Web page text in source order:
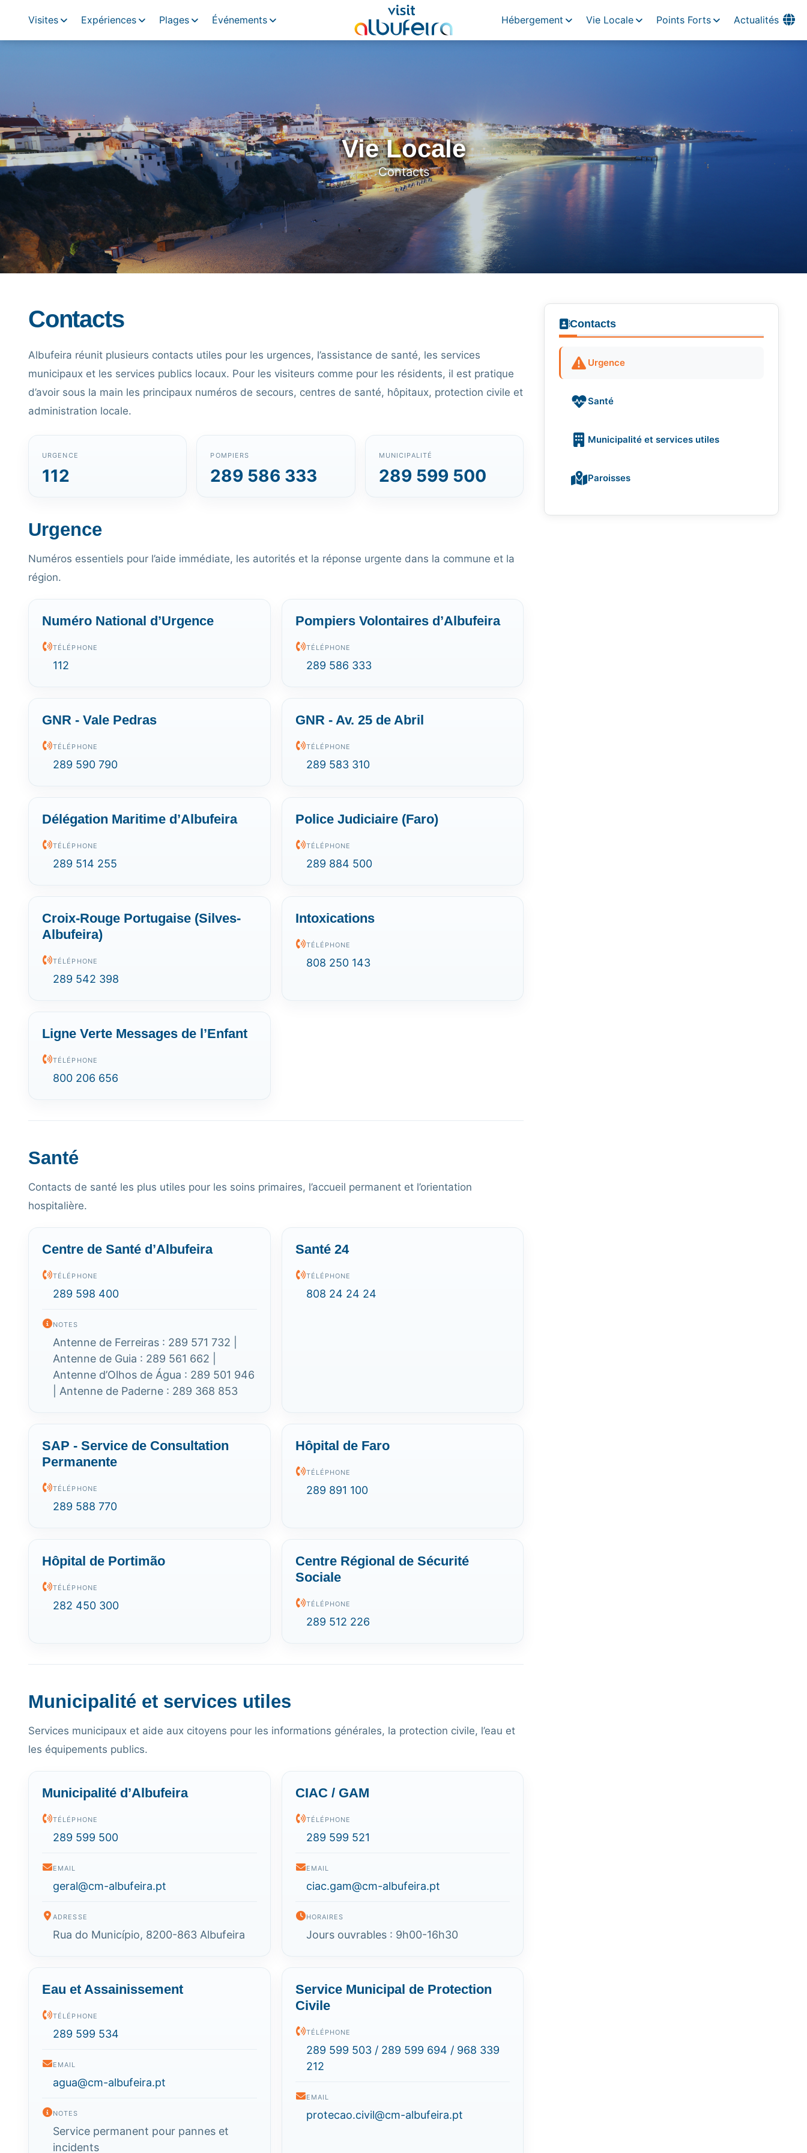
Visites Expériences Plages Événements Hébergement Vie Locale Points Forts Actualités
Vie Locale
Contacts
Contacts
Albufeira réunit plusieurs contacts utiles pour les urgences, l’assistance de santé, les services
municipaux et les services publics locaux. Pour les visiteurs comme pour les résidents, il est pratique
d’avoir sous la main les principaux numéros de secours, centres de santé, hôpitaux, protection civile et
administration locale.
URGENCE
112
POMPIERS
289 586 333
MUNICIPALITÉ
289 599 500
Urgence
Numéros essentiels pour l’aide immédiate, les autorités et la réponse urgente dans la commune et la
région.
Numéro National d’Urgence
TÉLÉPHONE
112
Pompiers Volontaires d’Albufeira
TÉLÉPHONE
289 586 333
GNR - Vale Pedras
TÉLÉPHONE
289 590 790
GNR - Av. 25 de Abril
TÉLÉPHONE
289 583 310
Délégation Maritime d’Albufeira
TÉLÉPHONE
289 514 255
Police Judiciaire (Faro)
TÉLÉPHONE
289 884 500
Croix-Rouge Portugaise (Silves-
Albufeira)
TÉLÉPHONE
289 542 398
Intoxications
TÉLÉPHONE
808 250 143
Ligne Verte Messages de l’Enfant
TÉLÉPHONE
800 206 656
Santé
Contacts de santé les plus utiles pour les soins primaires, l’accueil permanent et l’orientation
hospitalière.
Centre de Santé d’Albufeira
TÉLÉPHONE
289 598 400
NOTES
Antenne de Ferreiras : 289 571 732 |
Antenne de Guia : 289 561 662 |
Antenne d’Olhos de Água : 289 501 946
| Antenne de Paderne : 289 368 853
Santé 24
TÉLÉPHONE
808 24 24 24
SAP - Service de Consultation
Permanente
TÉLÉPHONE
289 588 770
Hôpital de Faro
TÉLÉPHONE
289 891 100
Hôpital de Portimão
TÉLÉPHONE
282 450 300
Centre Régional de Sécurité
Sociale
TÉLÉPHONE
289 512 226
Municipalité et services utiles
Services municipaux et aide aux citoyens pour les informations générales, la protection civile, l’eau et
les équipements publics.
Municipalité d’Albufeira
TÉLÉPHONE
289 599 500
EMAIL
geral@cm-albufeira.pt
ADRESSE
Rua do Município, 8200-863 Albufeira
CIAC / GAM
TÉLÉPHONE
289 599 521
EMAIL
ciac.gam@cm-albufeira.pt
HORAIRES
Jours ouvrables : 9h00-16h30
Eau et Assainissement
TÉLÉPHONE
289 599 534
EMAIL
agua@cm-albufeira.pt
NOTES
Service permanent pour pannes et
incidents
Service Municipal de Protection
Civile
TÉLÉPHONE
289 599 503 / 289 599 694 / 968 339
212
EMAIL
protecao.civil@cm-albufeira.pt
Contacts
Urgence
Santé
Municipalité et services utiles
Paroisses